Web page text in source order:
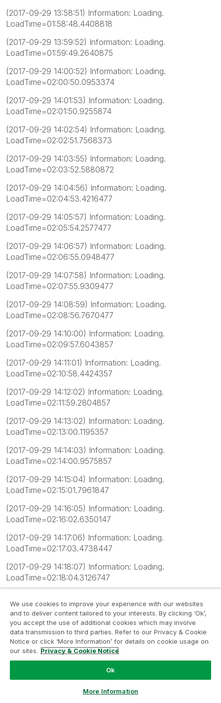
(2017-09-29 13:58:51) Information: Loading.
LoadTime=01:58:48.4408818
(2017-09-29 13:59:52) Information: Loading.
LoadTime=01:59:49.2640875
(2017-09-29 14:00:52) Information: Loading.
LoadTime=02:00:50.0953374
(2017-09-29 14:01:53) Information: Loading.
LoadTime=02:01:50.9255874
(2017-09-29 14:02:54) Information: Loading.
LoadTime=02:02:51.7568373
(2017-09-29 14:03:55) Information: Loading.
LoadTime=02:03:52.5880872
(2017-09-29 14:04:56) Information: Loading.
LoadTime=02:04:53.4216477
(2017-09-29 14:05:57) Information: Loading.
LoadTime=02:05:54.2577477
(2017-09-29 14:06:57) Information: Loading.
LoadTime=02:06:55.0948477
(2017-09-29 14:07:58) Information: Loading.
LoadTime=02:07:55.9309477
(2017-09-29 14:08:59) Information: Loading.
LoadTime=02:08:56.7670477
(2017-09-29 14:10:00) Information: Loading.
LoadTime=02:09:57.6043857
(2017-09-29 14:11:01) Information: Loading.
LoadTime=02:10:58.4424357
(2017-09-29 14:12:02) Information: Loading.
LoadTime=02:11:59.2804857
(2017-09-29 14:13:02) Information: Loading.
LoadTime=02:13:00.1195357
(2017-09-29 14:14:03) Information: Loading.
LoadTime=02:14:00.9575857
(2017-09-29 14:15:04) Information: Loading.
LoadTime=02:15:01.7961847
(2017-09-29 14:16:05) Information: Loading.
LoadTime=02:16:02.6350147
(2017-09-29 14:17:06) Information: Loading.
LoadTime=02:17:03.4738447
(2017-09-29 14:18:07) Information: Loading.
LoadTime=02:18:04.3126747
LoadTime=02:19:05.1515047
(2017-09-29 14:20:08) Information: Loading.
LoadTime=02:20:06.0062359
(2017-09-29 14:21:09) Information: Loading.
LoadTime=02:22:07.6846759
We use cookies to improve your experience with our websites
and to deliver content tailored to your interests. By clicking ‘Ok’,
you accept the use of additional cookies which may involve
data transmission to third parties. Refer to our Privacy & Cookie
Notice or click ‘More Information’ for details on cookie usage on
our sites. Privacy & Cookie Notice
Ok
More Information